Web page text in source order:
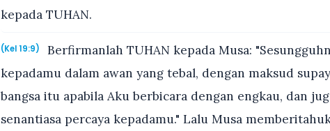
kepada TUHAN.
(Kel 19:9)
Berfirmanlah TUHAN kepada Musa:
kepadamu dalam awan yang tebal, dengan maksud
bangsa itu apabila Aku berbicara dengan engkau, dan
senantiasa percaya kepadamu." Lalu Musa